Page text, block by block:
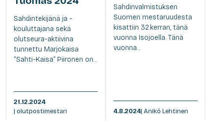
Sahdintekijänä ja -
kouluttajana sekä
olutseura-aktiivina
tunnettu Marjokaisa
“Sahti-Kaisa” Piironen on...
21.12.2024
| olutpostimestari
Sahdinvalmistuksen
Suomen mestaruudesta
kisattiin 32.kerran, tänä
vuonna Isojoella. Tänä
vuonna...
4.8.2024| Anikó Lehtinen